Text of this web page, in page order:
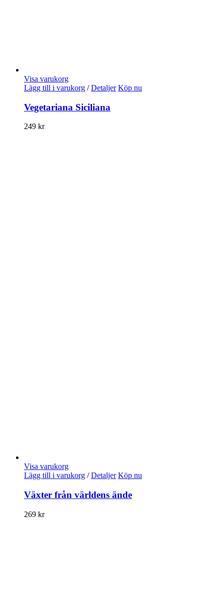
Visa varukorg
Lägg till i varukorg / Detaljer Köp nu
Vegetariana Siciliana
249 kr
Visa varukorg
Lägg till i varukorg / Detaljer Köp nu
Växter från världens ände
269 kr